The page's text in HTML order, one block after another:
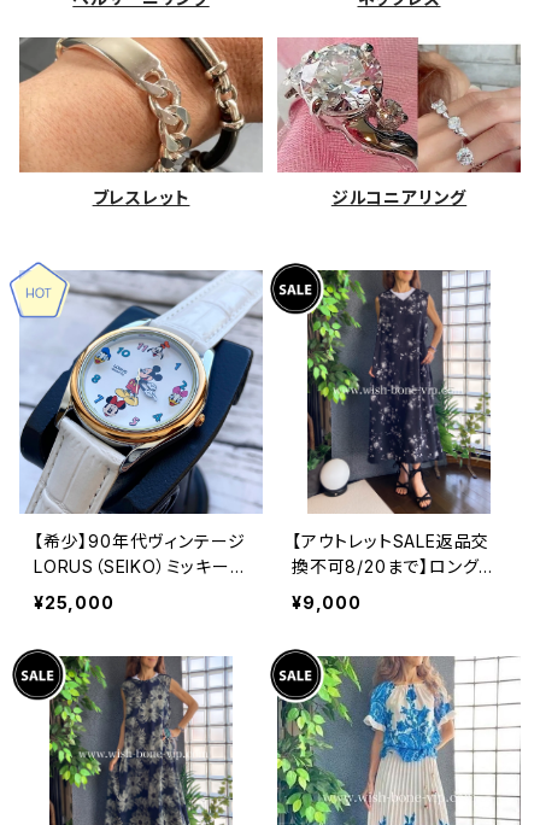
ブレスレット ジルコニアリング
【希少】90年代ヴィンテージ
LORUS（SEIKO）ミッキーマ
ウス 腕時計（RRS260） 1
990年代未使用品 電池交
LOR④
¥25,000
【アウトレットSALE返品交
換不可8/20まで】ロングワ
ンピース・マキシワンピー
ス・サラッと軽やか春夏ワン
¥9,000